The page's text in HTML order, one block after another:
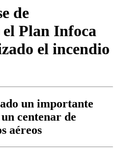
de
Plan Infoca
el incendio
un importante
centenar de
aéreos